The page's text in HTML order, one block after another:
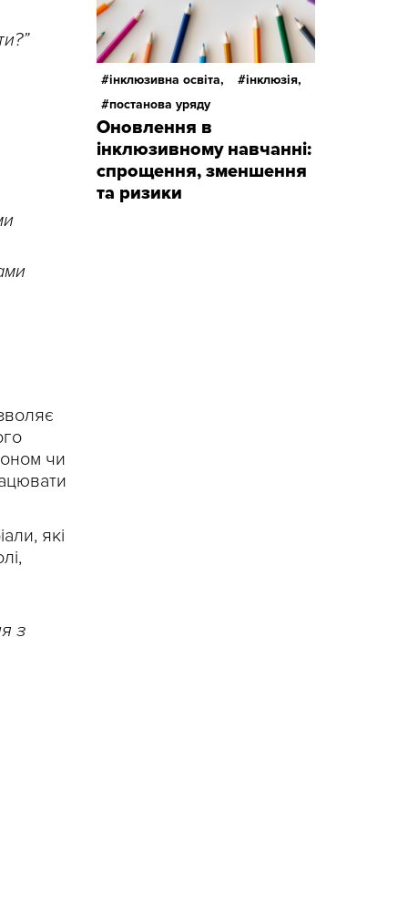
чи
які
з
інклюзивна освіта,
інклюзія,
постанова уряду
Оновлення в
інклюзивному навчанні:
спрощення, зменшення
та ризики